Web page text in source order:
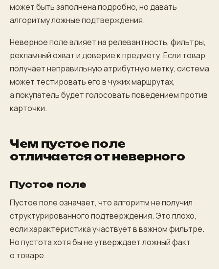
может быть заполнена подробно, но давать
алгоритму ложные подтверждения.
Неверное поле влияет на релевантность, фильтры,
рекламный охват и доверие к предмету. Если товар
получает неправильную атрибутную метку, система
может тестировать его в чужих маршрутах,
а покупатель будет голосовать поведением против
карточки.
Чем пустое поле
отличается от неверного
Пустое поле
Пустое поле означает, что алгоритм не получил
структурированного подтверждения. Это плохо,
если характеристика участвует в важном фильтре.
Но пустота хотя бы не утверждает ложный факт
о товаре.